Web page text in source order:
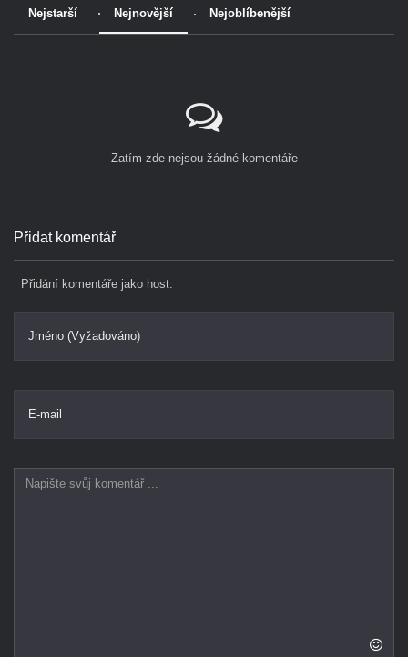
Nejstarší Nejnovější Nejoblíbenější
Zatím zde nejsou žádné komentáře
Přidat komentář
Přidání komentáře jako host.
Jméno (Vyžadováno)
E-mail